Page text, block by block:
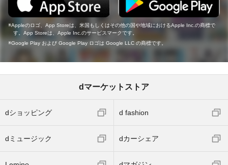
Appleのロゴ、App Storeは、米国もしくはその他の国や地域におけるApple Inc.の商標で
す。App Storeは、Apple Inc.のサービスマークです。
Google Play および Google Play ロゴは Google LLC の商標です。
dマーケットストア
dショッピング d fashion
dミュージック dカーシェア